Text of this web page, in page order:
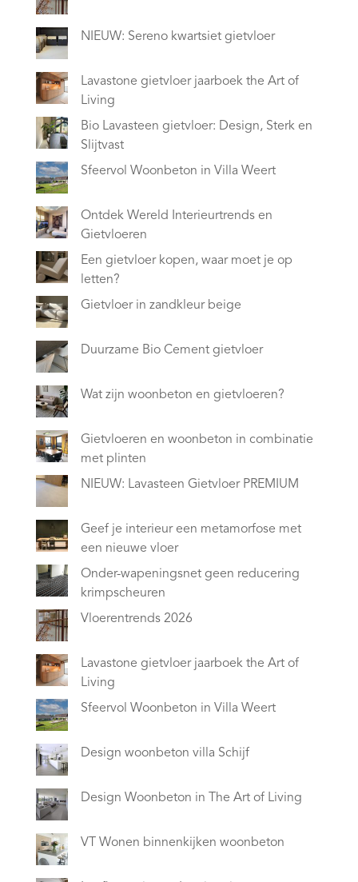
NIEUW: Sereno kwartsiet gietvloer
Lavastone gietvloer jaarboek the Art of
Living
Bio Lavasteen gietvloer: Design, Sterk en
Slijtvast
Sfeervol Woonbeton in Villa Weert
Ontdek Wereld Interieurtrends en
Gietvloeren
Een gietvloer kopen, waar moet je op
letten?
Gietvloer in zandkleur beige
Duurzame Bio Cement gietvloer
Wat zijn woonbeton en gietvloeren?
Gietvloeren en woonbeton in combinatie
met plinten
NIEUW: Lavasteen Gietvloer PREMIUM
Geef je interieur een metamorfose met
een nieuwe vloer
Onder-wapeningsnet geen reducering
krimpscheuren
Vloerentrends 2026
Lavastone gietvloer jaarboek the Art of
Living
Sfeervol Woonbeton in Villa Weert
Design woonbeton villa Schijf
Design Woonbeton in The Art of Living
VT Wonen binnenkijken woonbeton